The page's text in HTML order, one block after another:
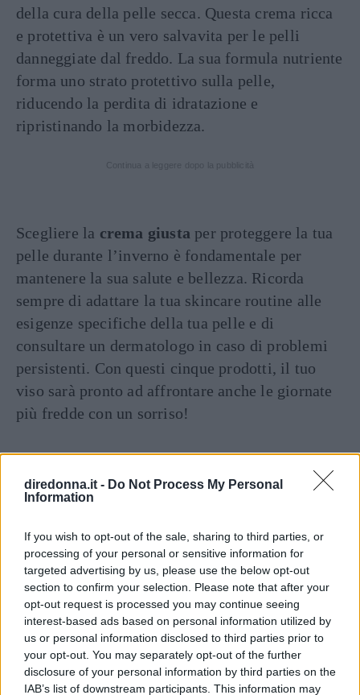
diredonna.it - Do Not Process My Personal
Information
If you wish to opt-out of the sale, sharing to third parties, or
processing of your personal or sensitive information for
targeted advertising by us, please use the below opt-out
section to confirm your selection. Please note that after your
opt-out request is processed you may continue seeing
interest-based ads based on personal information utilized by
us or personal information disclosed to third parties prior to
your opt-out. You may separately opt-out of the further
disclosure of your personal information by third parties on the
IAB’s list of downstream participants. This information may
della cura della pelle secca. Questa crema ricca
e protettiva è un vero salvavita per le pelli
danneggiate dal freddo. La sua formula nutriente
forma uno strato protettivo sulla pelle,
riducendo la perdita di idratazione e
ripristinando la morbidezza.
Scegliere la crema giusta per proteggere la tua
pelle durante l’inverno è fondamentale per
mantenere la sua salute e bellezza. Ricorda
sempre di adattare la tua skincare routine alle
esigenze specifiche della tua pelle e di
consultare un dermatologo in caso di problemi
persistenti. Con questi cinque prodotti, il tuo
viso sarà pronto ad affrontare anche le giornate
più fredde con un sorriso!
CONDIVIDI SU
FACEBOOK
CONDIVIDI SU
TWITTER
CONDIVIDI SU
WHATSAPP
Ultime News
Dall'asilo all'università, la tecnologia sta
ridisegnando il processo educativo
Le 10 più belle frasi dei The Oasis, che ora